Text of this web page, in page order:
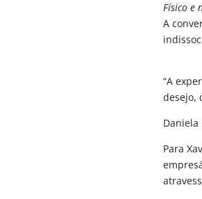
Físico e
A
“A
desejo,
Daniela
Para